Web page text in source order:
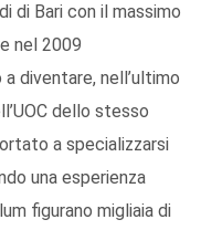
di Bari con il massimo
nel 2009
diventare, nell’ultimo
dello stesso
a specializzarsi
una esperienza
figurano migliaia di